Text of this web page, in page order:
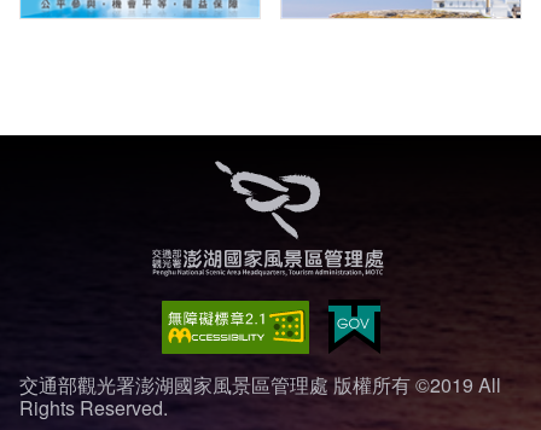
交通部觀光署澎湖國家風景區管理處 版權所有 ©2019 All
Rights Reserved.